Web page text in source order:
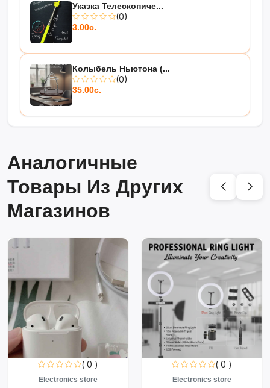
Указка Телескопиче...
(0)
3.00с.
Колыбель Ньютона (...
(0)
35.00с.
Аналогичные
Товары Из Других
Магазинов
( 0 )
Electronics store
( 0 )
Electronics store